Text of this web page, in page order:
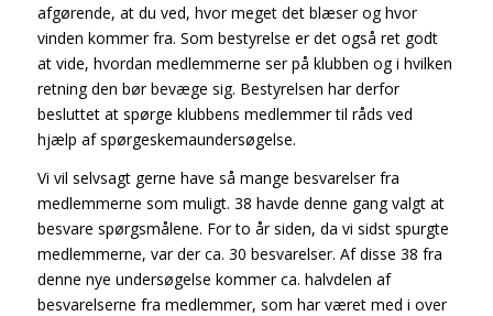
afgørende, at du ved, hvor meget det blæser og hvor
vinden kommer fra. Som bestyrelse er det også ret godt
at vide, hvordan medlemmerne ser på klubben og i hvilken
retning den bør bevæge sig. Bestyrelsen har derfor
besluttet at spørge klubbens medlemmer til råds ved
hjælp af spørgeskemaundersøgelse.
Vi vil selvsagt gerne have så mange besvarelser fra
medlemmerne som muligt. 38 havde denne gang valgt at
besvare spørgsmålene. For to år siden, da vi sidst spurgte
medlemmerne, var der ca. 30 besvarelser. Af disse 38 fra
denne nye undersøgelse kommer ca. halvdelen af
besvarelserne fra medlemmer, som har været med i over